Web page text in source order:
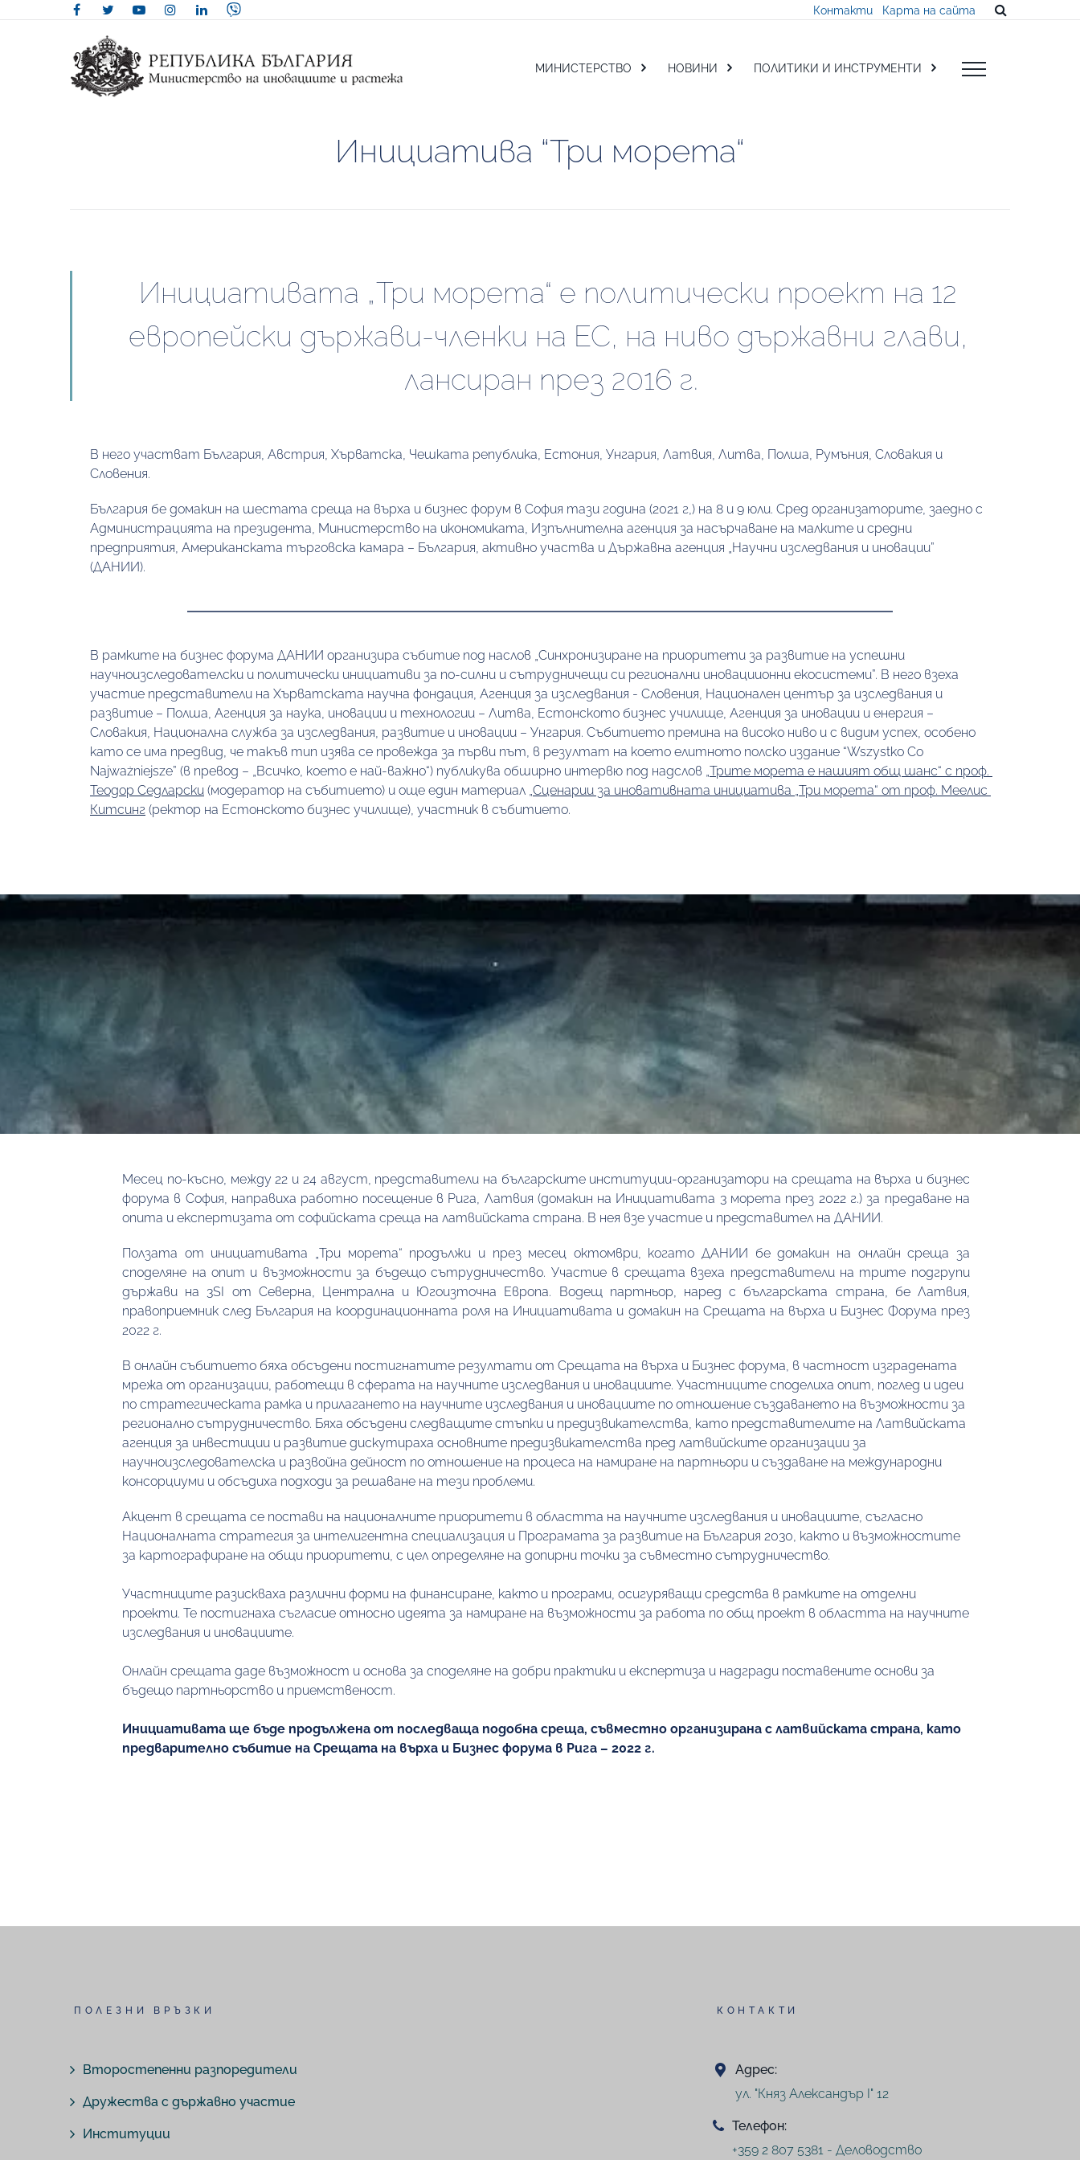
Контакти Карта на сайта
МИНИСТЕРСТВО НОВИНИ ПОЛИТИКИ И ИНСТРУМЕНТИ
Инициатива “Три морета“
Инициативата „Три морета“ е политически проект на 12
европейски държави-членки на ЕС, на ниво държавни глави,
лансиран през 2016 г.
В него участват България, Австрия, Хърватска, Чешката република, Естония, Унгария, Латвия, Литва, Полша, Румъния, Словакия и
Словения.
България бе домакин на шестата среща на върха и бизнес форум в София тази година (2021 г,) на 8 и 9 юли. Сред организаторите, заедно с
Администрацията на президента, Министерство на икономиката, Изпълнителна агенция за насърчаване на малките и средни
предприятия, Американската търговска камара – България, активно участва и Държавна агенция „Научни изследвания и иновации”
(ДАНИИ).
В рамките на бизнес форума ДАНИИ организира събитие под наслов „Синхронизиране на приоритети за развитие на успешни
научноизследователски и политически инициативи за по-силни и сътрудничещи си регионални иновациионни екосистеми”. В него взеха
участие представители на Хърватската научна фондация, Агенция за изследвания - Словения, Национален център за изследвания и
развитие – Полша, Агенция за наука, иновации и технологии – Литва, Естонското бизнес училище, Агенция за иновации и енергия –
Словакия, Национална служба за изследвания, развитие и иновации – Унгария. Събитието премина на високо ниво и с видим успех, особено
като се има предвид, че такъв тип изява се провежда за първи път, в резултат на което елитното полско издание “Wszystko Co
Najważniejsze” (в превод – „Всичко, което е най-важно“) публикува обширно интервю под надслов „Трите морета е нашият общ шанс“ с проф.
Теодор Седларски (модератор на събитието) и още един материал „Сценарии за иновативната инициатива „Три морета“ от проф. Меелис
Китсинг (ректор на Естонското бизнес училище), участник в събитието.
Месец по-късно, между 22 и 24 август, представители на българските институции-организатори на срещата на върха и бизнес
форума в София, направиха работно посещение в Рига, Латвия (домакин на Инициативата 3 морета през 2022 г.) за предаване на
опита и експертизата от софийската среща на латвийската страна. В нея взе участие и представител на ДАНИИ.
Ползата от инициативата „Три морета“ продължи и през месец октомври, когато ДАНИИ бе домакин на онлайн среща за
споделяне на опит и възможности за бъдещо сътрудничество. Участие в срещата взеха представители на трите подгрупи
държави на 3SI от Северна, Централна и Югоизточна Европа. Водещ партньор, наред с българската страна, бе Латвия,
правоприемник след България на координационната роля на Инициативата и домакин на Срещата на върха и Бизнес Форума през
2022 г.
В онлайн събитието бяха обсъдени постигнатите резултати от Срещата на върха и Бизнес форума, в частност изградената
мрежа от организации, работещи в сферата на научните изследвания и иновациите. Участниците споделиха опит, поглед и идеи
по стратегическата рамка и прилагането на научните изследвания и иновациите по отношение създаването на възможности за
регионално сътрудничество. Бяха обсъдени следващите стъпки и предизвикателства, като представителите на Латвийската
агенция за инвестиции и развитие дискутираха основните предизвикателства пред латвийските организации за
научноизследователска и развойна дейност по отношение на процеса на намиране на партньори и създаване на международни
консорциуми и обсъдиха подходи за решаване на тези проблеми.
Акцент в срещата се постави на националните приоритети в областта на научните изследвания и иновациите, съгласно
Националната стратегия за интелигентна специализация и Програмата за развитие на България 2030, както и възможностите
за картографиране на общи приоритети, с цел определяне на допирни точки за съвместно сътрудничество.
Участниците разискваха различни форми на финансиране, както и програми, осигуряващи средства в рамките на отделни
проекти. Те постигнаха съгласие относно идеята за намиране на възможности за работа по общ проект в областта на научните
изследвания и иновациите.
Онлайн срещата даде възможност и основа за споделяне на добри практики и експертиза и надгради поставените основи за
бъдещо партньорство и приемственост.
Инициативата ще бъде продължена от последваща подобна среща, съвместно организирана с латвийската страна, като
предварително събитие на Срещата на върха и Бизнес форума в Рига – 2022 г.
ПОЛЕЗНИ ВРЪЗКИ
Второстепенни разпоредители
Дружества с държавно участие
Институции
КОНТАКТИ
Адрес:
ул. "Княз Александър I" 12
Телефон:
+359 2 807 5381 - Деловодство